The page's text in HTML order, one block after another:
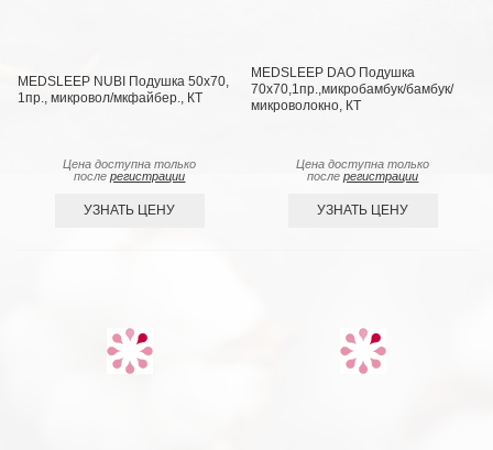
MEDSLEEP NUBI Подушка 50х70,
1пр., микровол/мкфайбер., КТ
Цена доступна только
послерегистрации
УЗНАТЬ ЦЕНУ
MEDSLEEP DAO Подушка
70х70,1пр.,микробамбук/бамбук/
микроволокно, КТ
Цена доступна только
послерегистрации
УЗНАТЬ ЦЕНУ